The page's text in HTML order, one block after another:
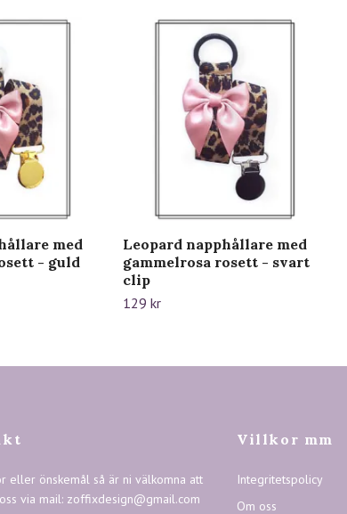
med
- guld
Leopard napphållare med
gammelrosa rosett - svart
clip
129 kr
eller önskemål så är ni välkomna att
via mail: zoffixdesign@gmail.com
Villkor mm
Integritetspolicy
Om oss